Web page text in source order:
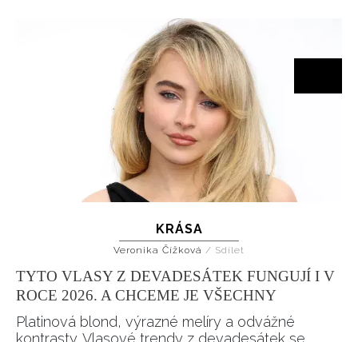
KRÁSA
Veronika Čížková / Sdílet
TYTO VLASY Z DEVADESÁTEK FUNGUJÍ I V
ROCE 2026. A CHCEME JE VŠECHNY
Platinová blond, výrazné melíry a odvážné
kontrasty. Vlasové trendy z devadesátek se